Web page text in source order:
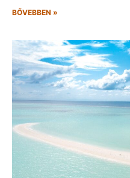
BŐVEBBEN »